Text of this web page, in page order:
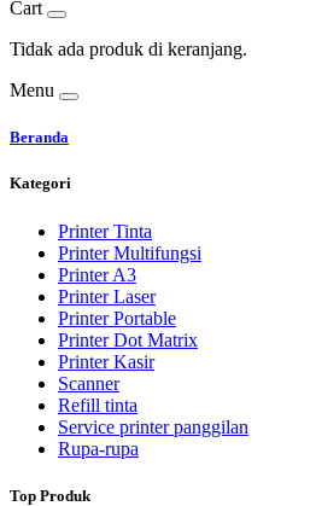
Cart
Tidak ada produk di keranjang.
Menu
Beranda
Kategori
Printer Tinta
Printer Multifungsi
Printer A3
Printer Laser
Printer Portable
Printer Dot Matrix
Printer Kasir
Scanner
Refill tinta
Service printer panggilan
Rupa-rupa
Top Produk